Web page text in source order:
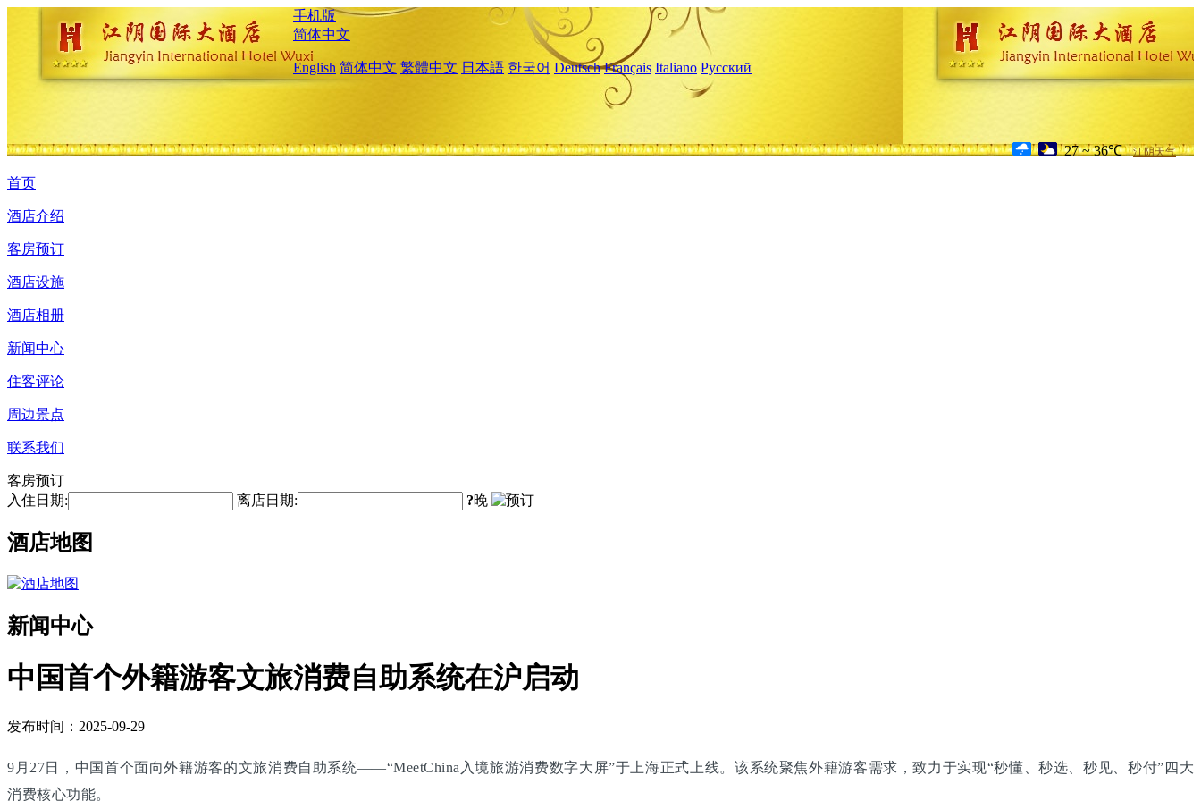
手机版
简体中文
English 简体中文 繁體中文 日本語 한국어 Deutsch Français Italiano Русский
27 ~ 36℃ 江阴天气
首页
酒店介绍
客房预订
酒店设施
酒店相册
新闻中心
住客评论
周边景点
联系我们
客房预订
入住日期:
离店日期: ?晚
酒店地图
新闻中心
中国首个外籍游客文旅消费自助系统在沪启动
发布时间：2025-09-29
9月27日，中国首个面向外籍游客的文旅消费自助系统——“MeetChina入境旅游消费数字大屏”于上海正式上线。该系统聚焦外籍游客需求，致力于实现“秒懂、秒选、秒见、秒付”四大
消费核心功能。